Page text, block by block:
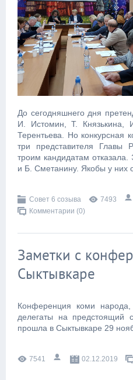
До сегодняшнего дня
И. Истомин, Т. Князькина,
Терентьева. Но конкурсная
три представителя Главы
троим кандидатам
и Б. Сметанину. Якобы у них
Совет 6 созыва 7493
Комментарии (0)
Заметки с
Сыктывкаре
Конференция коми
делегаты на предстоящий
прошла в Сыктывкаре 29
7541 02.12.2019